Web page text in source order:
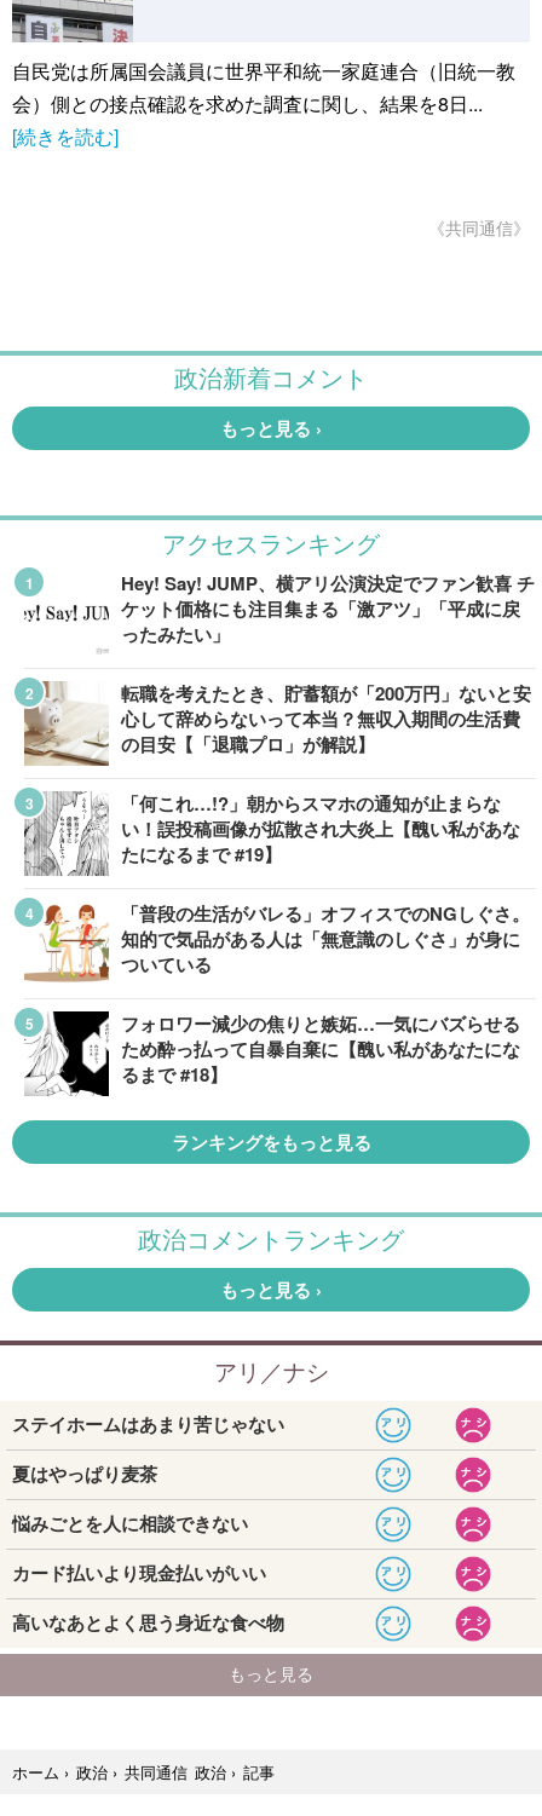
自民党は所属国会議員に世界平和統一家庭連合（旧統一教
会）側との接点確認を求めた調査に関し、結果を8日...
[続きを読む]
《共同通信》
アクセスランキング
Hey! Say! JUMP、横アリ公演決定でファン歓喜 チ
ケット価格にも注目集まる「激アツ」「平成に戻
ったみたい」
転職を考えたとき、貯蓄額が「200万円」ないと安
心して辞めらないって本当？無収入期間の生活費
の目安【「退職プロ」が解説】
「何これ…!?」朝からスマホの通知が止まらな
い！誤投稿画像が拡散され大炎上【醜い私があな
たになるまで #19】
「普段の生活がバレる」オフィスでのNGしぐさ。
知的で気品がある人は「無意識のしぐさ」が身に
ついている
フォロワー減少の焦りと嫉妬…一気にバズらせる
ため酔っ払って自暴自棄に【醜い私があなたにな
るまで #18】
ランキングをもっと見る
ホーム › 政治 › 共同通信 政治 › 記事